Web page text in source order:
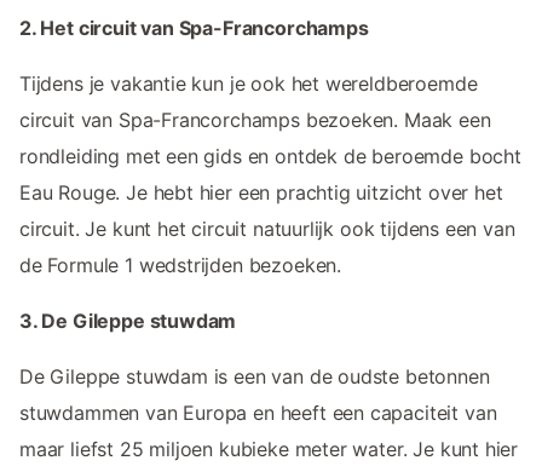
2. Het circuit van Spa-Francorchamps
Tijdens je vakantie kun je ook het wereldberoemde
circuit van Spa-Francorchamps bezoeken. Maak een
rondleiding met een gids en ontdek de beroemde bocht
Eau Rouge. Je hebt hier een prachtig uitzicht over het
circuit. Je kunt het circuit natuurlijk ook tijdens een van
de Formule 1 wedstrijden bezoeken.
3. De Gileppe stuwdam
De Gileppe stuwdam is een van de oudste betonnen
stuwdammen van Europa en heeft een capaciteit van
maar liefst 25 miljoen kubieke meter water. Je kunt hier